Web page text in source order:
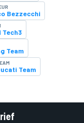
Bezzecchi
Tech3
Team
Team